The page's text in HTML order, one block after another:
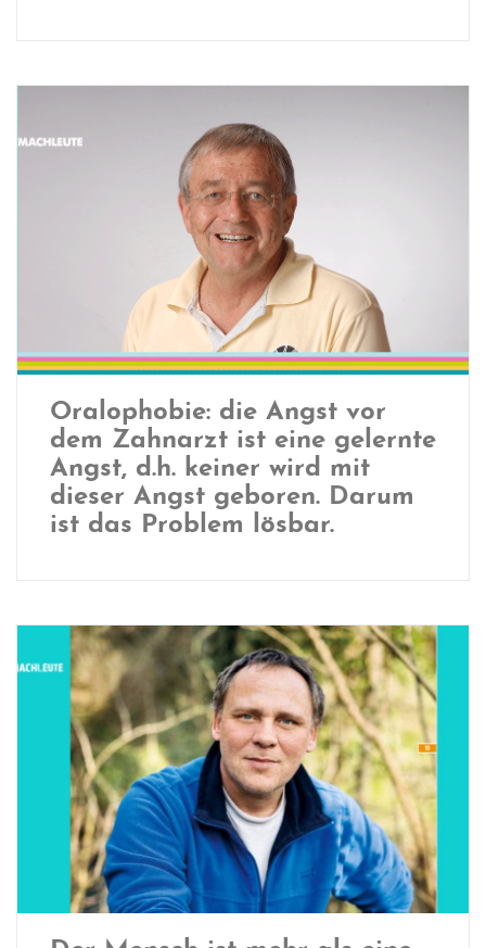
Oralophobie: die Angst vor
dem Zahnarzt ist eine gelernte
Angst, d.h. keiner wird mit
dieser Angst geboren. Darum
ist das Problem lösbar.